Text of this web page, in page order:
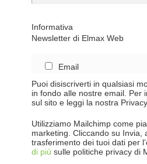
Informativa
Newsletter di Elmax Web
Email
Puoi disiscriverti in qualsiasi
in fondo alle nostre email. Per
sul sito e leggi la nostra
Utilizziamo Mailchimp come
marketing. Cliccando su Invia,
trasferimento dei tuoi dati per
di più sulle politiche privacy di